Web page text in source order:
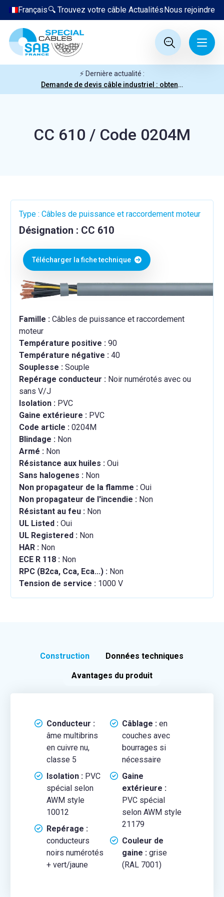
Nous rejoindre
Actualités
🔍 Trouvez votre câble
Français
⚡ Dernière actualité :
Demande de devis câble industriel : obtenez votre prix en quelques clics
CC 610 / Code 0204M
Type : Câbles de puissance et raccordement moteur
Désignation : CC 610
Télécharger la fiche technique
Famille : Câbles de puissance et raccordement
moteur
Température positive : 90
Température négative : 40
Souplesse : Souple
Repérage conducteur : Noir numérotés avec ou
sans V/J
Isolation : PVC
Gaine extérieure : PVC
Code article : 0204M
Blindage : Non
Armé : Non
Résistance aux huiles : Oui
Sans halogenes : Non
Non propagateur de la flamme : Oui
Non propagateur de l'incendie : Non
Résistant au feu : Non
UL Listed : Oui
UL Registered : Non
HAR : Non
ECE R 118 : Non
RPC (B2ca, Cca, Eca...) : Non
Tension de service : 1000 V
Construction Données techniques
Avantages du produit
Conducteur :
âme multibrins
en cuivre nu,
classe 5
Isolation :PVC
spécial selon
AWM style
10012
Repérage :
conducteurs
noirs numérotés
+ vert/jaune
Câblage :en
couches avec
bourrages si
nécessaire
Gaine
extérieure :
PVC spécial
selon AWM style
21179
Couleur de
gaine :grise
(RAL 7001)